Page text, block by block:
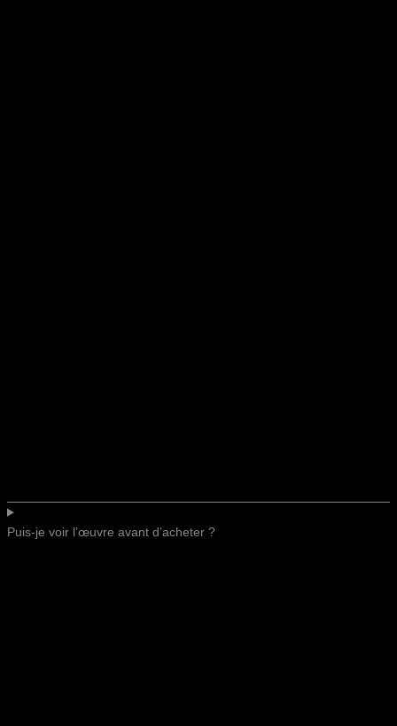
Puis-je voir l’œuvre avant d’acheter ?